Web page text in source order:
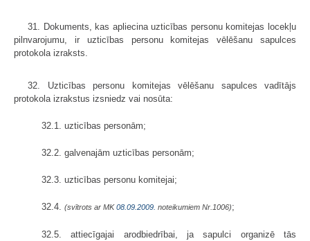
31. Dokuments, kas apliecina uzticības personu komitejas locekļu
pilnvarojumu, ir uzticības personu komitejas vēlēšanu sapulces
protokola izraksts.
32. Uzticības personu komitejas vēlēšanu sapulces vadītājs
protokola izrakstus izsniedz vai nosūta:
32.1. uzticības personām;
32.2. galvenajām uzticības personām;
32.3. uzticības personu komitejai;
32.4. (svītrots ar MK08.09.2009. noteikumiem Nr.1006);
32.5. attiecīgajai arodbiedrībai, ja sapulci organizē tās